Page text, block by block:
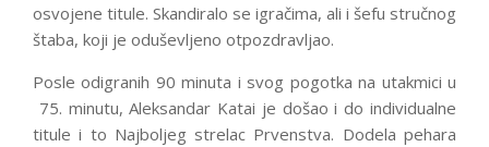
osvojene titule. Skandiralo se igračima, ali i šefu stručnog
štaba, koji je oduševljeno otpozdravljao.
Posle odigranih 90 minuta i svog pogotka na utakmici u
75. minutu, Aleksandar Katai je došao i do individualne
titule i to Najboljeg strelac Prvenstva. Dodela pehara